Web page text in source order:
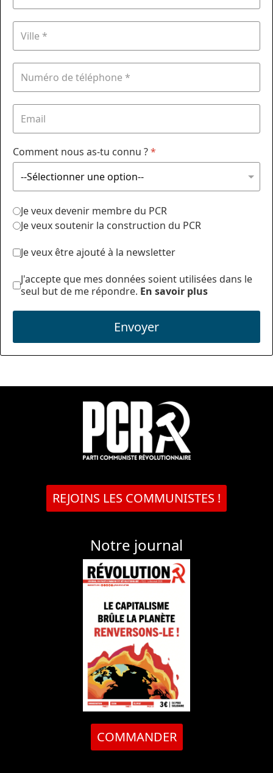
Comment nous as-tu connu ?*
Je veux devenir membre du PCR
Je veux soutenir la construction du PCR
Je veux être ajouté à la newsletter
J'accepte que mes données soient utilisées dans le
seul but de me répondre. En savoir plus
Envoyer
REJOINS LES COMMUNISTES !
Notre journal
COMMANDER